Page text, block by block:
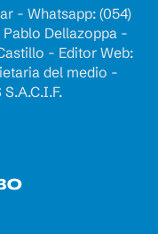
- Whatsapp: (054)
Dellazoppa -
- Editor Web:
del medio -